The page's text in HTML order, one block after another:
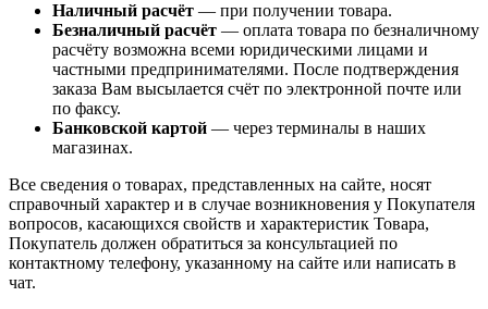
Наличный расчёт — при получении товара.
Безналичный расчёт — оплата товара по безналичному
расчёту возможна всеми юридическими лицами и
частными предпринимателями. После подтверждения
заказа Вам высылается счёт по электронной почте или
по факсу.
Банковской картой — через терминалы в наших
магазинах.
Все сведения о товарах, представленных на сайте, носят
справочный характер и в случае возникновения у Покупателя
вопросов, касающихся свойств и характеристик Товара,
Покупатель должен обратиться за консультацией по
контактному телефону, указанному на сайте или написать в
чат.